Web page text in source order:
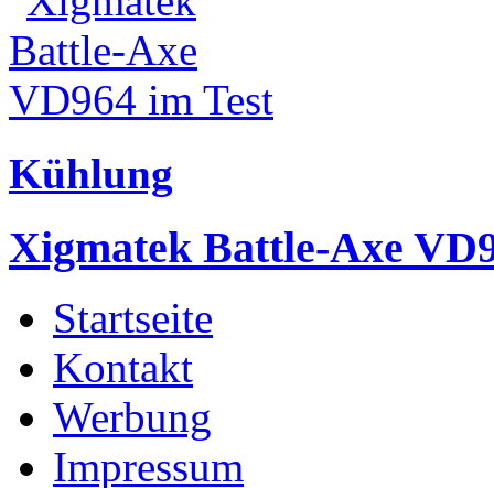
Kühlung
Xigmatek Battle-Axe
Startseite
Kontakt
Werbung
Impressum